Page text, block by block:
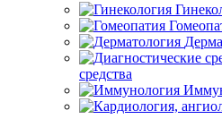
средства